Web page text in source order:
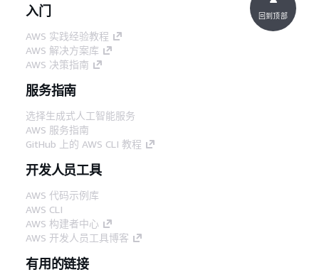
入门
AWS 实践经验教程
AWS 解决方案库
AWS 决策指南
服务指南
选择生成式人工智能服务
AWS 服务指南
GitHub 上的 AWS CLI 教程
开发人员工具
AWS 代码示例库
AWS CLI
AWS 构建者中心
AWS 开发人员工具博客
有用的链接
回到顶部